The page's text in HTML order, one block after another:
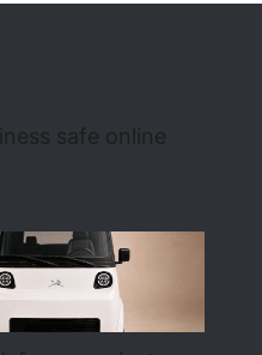
safe online